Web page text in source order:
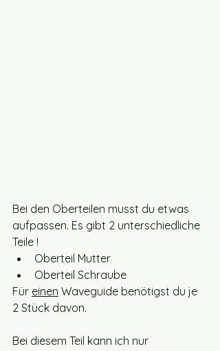
Bei den Oberteilen musst du etwas
aufpassen. Es gibt 2 unterschiedliche
Teile !
Oberteil Mutter
Oberteil Schraube
Für einen Waveguide benötigst du je
2 Stück davon.
Bei diesem Teil kann ich nur